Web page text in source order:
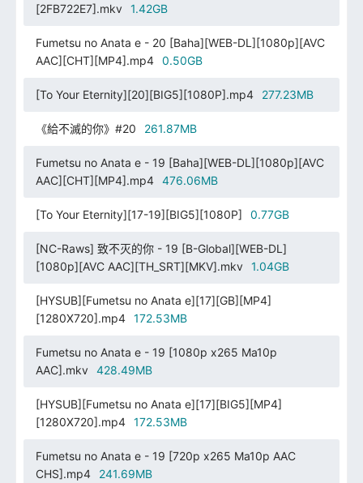
[2FB722E7].mkv
1.42GB
Fumetsu no Anata e - 20 [Baha][WEB-DL][1080p][AVC
AAC][CHT][MP4].mp4
0.50GB
[To Your Eternity][20][BIG5][1080P].mp4 277.23MB
《給不滅的你》#20 261.87MB
Fumetsu no Anata e - 19 [Baha][WEB-DL][1080p][AVC
AAC][CHT][MP4].mp4
476.06MB
[To Your Eternity][17-19][BIG5][1080P] 0.77GB
[NC-Raws] 致不灭的你 - 19 [B-Global][WEB-DL]
[1080p][AVC AAC][TH_SRT][MKV].mkv
1.04GB
[HYSUB][Fumetsu no Anata e][17][GB][MP4]
[1280X720].mp4
172.53MB
Fumetsu no Anata e - 19 [1080p x265 Ma10p
AAC].mkv
428.49MB
[HYSUB][Fumetsu no Anata e][17][BIG5][MP4]
[1280X720].mp4
172.53MB
Fumetsu no Anata e - 19 [720p x265 Ma10p AAC
CHS].mp4
241.69MB